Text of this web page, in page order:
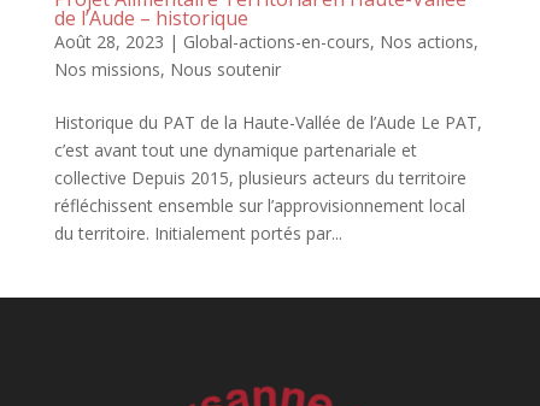
de l’Aude – historique
Août 28, 2023 | Global-actions-en-cours, Nos actions,
Nos missions, Nous soutenir
Historique du PAT de la Haute-Vallée de l’Aude Le PAT,
c’est avant tout une dynamique partenariale et
collective Depuis 2015, plusieurs acteurs du territoire
réfléchissent ensemble sur l’approvisionnement local
du territoire. Initialement portés par...